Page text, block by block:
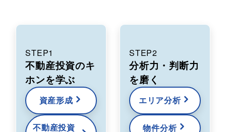
STEP1
不動産投資のキ
ホンを学ぶ
資産形成
不動産投資
STEP2
分析力・判断力
を磨く
エリア分析
物件分析